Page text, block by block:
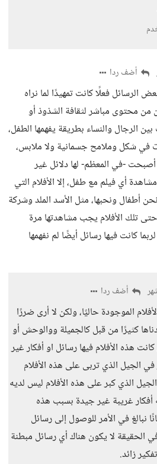
أضف ردا
الرسائل فعلًا كانت تمهيدًا لما نراه
من محتوى مباشر لثقافة الشذوذ أو
الرجال والنساء بطريقة يفهمها الطفل،
في شكل وملامح جسمانية ولا ملابس،
-في المعظم- لها دلائل غير
أي فيلم مع طفل، إلا الأفلام التي
أطفال ونحبها، مثل الأسد الملد وشركة
تلك الأفلام يجب مشاهدتها مرة
كانت فيها رسائل أيضًا لم نفهمها
أضف ردا
الموجودة حاليًا، ولكن لا أرى ضررًا
كثيرًا من قبل كالجميلة ووالوحش أو
هذه الأفلام فيها رسائل او أفكار غير
في الجيل الذي تربى على هذه الأفلام
الذي كبر على هذه الأفلام ليس لديه
غريبة غير جيدة بسبب هذه
نبالغ في الأمر للوصول إلى رسائل
الحقيقة لا يكون هناك أي رسائل مبطنة
زائد.